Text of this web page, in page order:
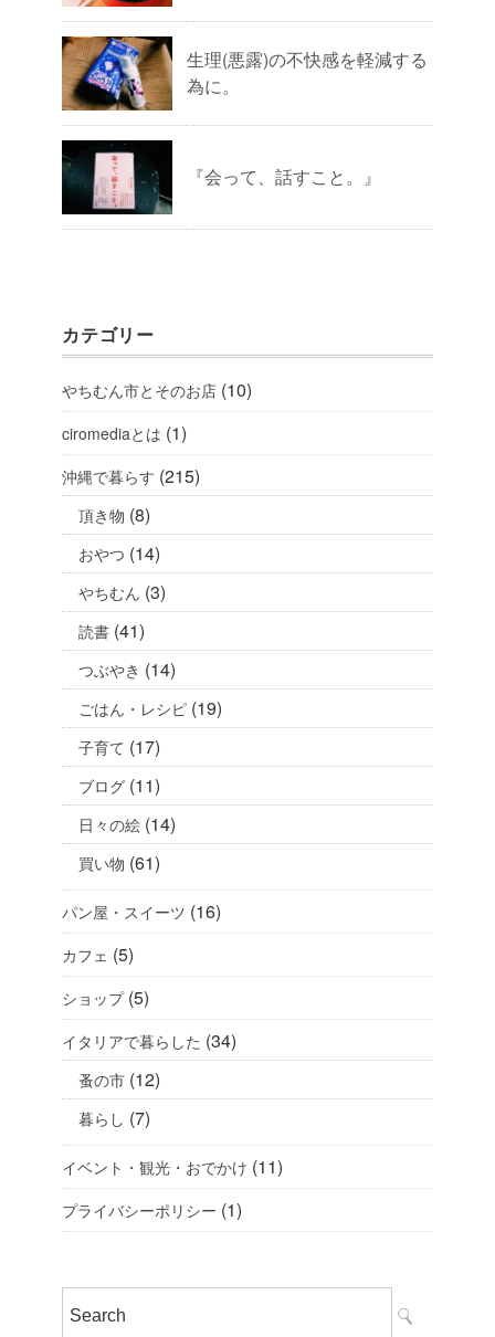
生理(悪露)の不快感を軽減する
為に。
『会って、話すこと。』
カテゴリー
やちむん市とそのお店 (10)
ciromediaとは (1)
沖縄で暮らす (215)
頂き物 (8)
おやつ (14)
やちむん (3)
読書 (41)
つぶやき (14)
ごはん・レシピ (19)
子育て (17)
ブログ (11)
日々の絵 (14)
買い物 (61)
パン屋・スイーツ (16)
カフェ (5)
ショップ(5)
イタリアで暮らした (34)
蚤の市 (12)
暮らし (7)
イベント・観光・おでかけ (11)
プライバシーポリシー (1)